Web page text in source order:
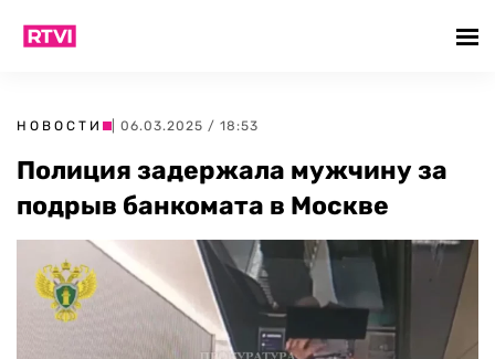
НОВОСТИ | 06.03.2025 / 18:53
Полиция задержала мужчину за
подрыв банкомата в Москве